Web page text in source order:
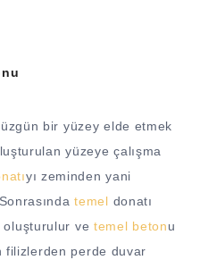
bir yüzey elde etmek
yüzeye çalışma
yı zeminden yani
temel donatı
oluşturulur ve temel betonu
filizlerden perde duvar